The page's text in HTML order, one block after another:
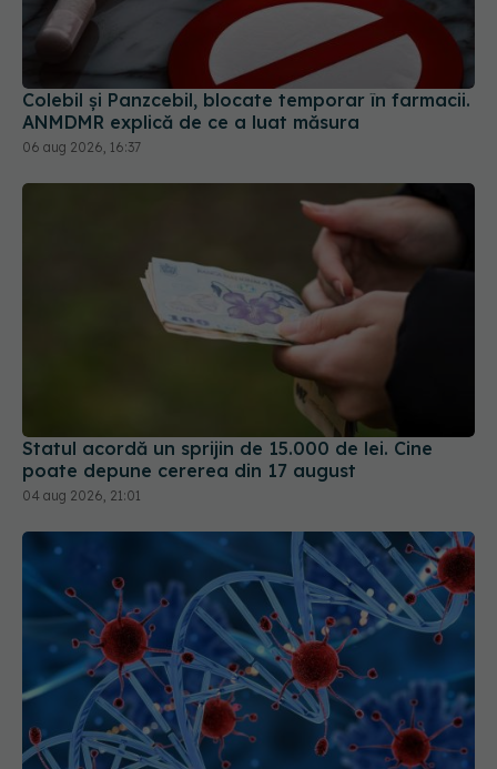
Colebil și Panzcebil, blocate temporar în farmacii.
ANMDMR explică de ce a luat măsura
06 aug 2026, 16:37
Statul acordă un sprijin de 15.000 de lei. Cine
poate depune cererea din 17 august
04 aug 2026, 21:01